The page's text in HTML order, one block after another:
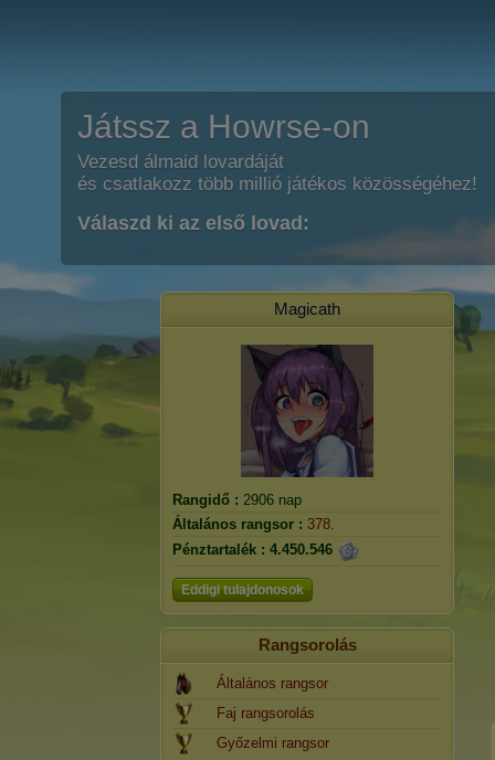
Játssz a Howrse-on
Vezesd álmaid lovardáját
és csatlakozz több millió játékos közösségéhez!
Válaszd ki az első lovad:
Magicath
Rangidő : 2906 nap
Általános rangsor : 378.
Pénztartalék : 4.450.546
Eddigi tulajdonosok
Rangsorolás
Általános rangsor
Faj rangsorolás
Győzelmi rangsor